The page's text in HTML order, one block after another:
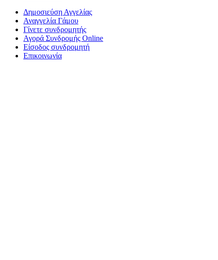
Δημοσιεύση Αγγελίας
Αναγγελία Γάμου
Γίνετε συνδρομητής
Αγορά Συνδρομής Online
Είσοδος συνδρομητή
Επικοινωνία